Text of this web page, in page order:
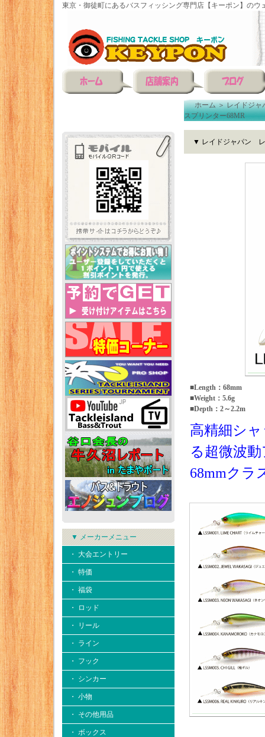
東京・御徒町にあるバスフィッシング専門店【キーポン】のウ
▼ メーカーメニュー
・ 大会エントリー
・ 特価
・ 福袋
・ ロッド
・ リール
・ ライン
・ フック
・ シンカー
・ 小物
・ その他用品
・ ボックス
ホーム＞レイドジャ
スプリンター68MR
▼ レイドジャパン レ
■Length：68mm
■Weight：5.6g
■Depth：2～2.2m
高精細シ
る超微波
68mmクラ